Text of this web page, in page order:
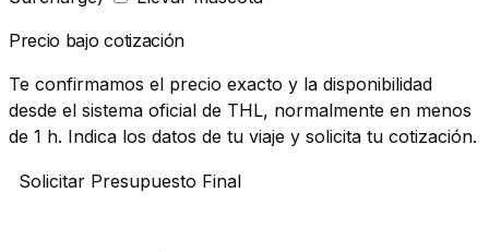
Precio bajo cotización
Te confirmamos el precio exacto y la disponibilidad
desde el sistema oficial de THL, normalmente en menos
de 1 h. Indica los datos de tu viaje y solicita tu cotización.
Solicitar Presupuesto Final